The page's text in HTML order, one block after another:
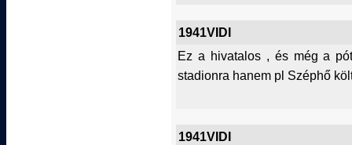
1941VIDI
Ez a hivatalos , és még a
stadionra hanem pl Széphő
1941VIDI